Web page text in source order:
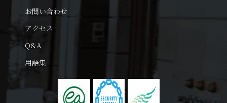
お問い合わせ
アクセス
Q&A
用語集